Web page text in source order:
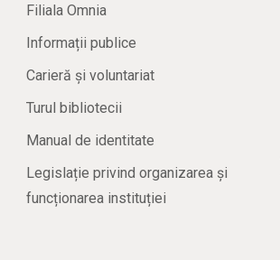
Filiala Omnia
Informații publice
Carieră și voluntariat
Turul bibliotecii
Manual de identitate
Legislație privind organizarea și
funcționarea instituției